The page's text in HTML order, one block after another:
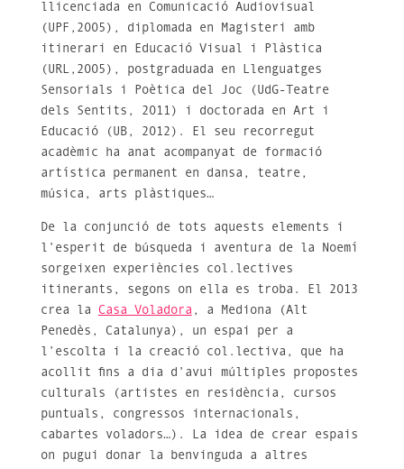
llicenciada en Comunicació Audiovisual
(UPF,2005), diplomada en Magisteri amb
itinerari en Educació Visual i Plàstica
(URL,2005), postgraduada en Llenguatges
Sensorials i Poètica del Joc (UdG-Teatre
dels Sentits, 2011) i doctorada en Art i
Educació (UB, 2012). El seu recorregut
acadèmic ha anat acompanyat de formació
artística permanent en dansa, teatre,
música, arts plàstiques…
De la conjunció de tots aquests elements i
l’esperit de búsqueda i aventura de la Noemí
sorgeixen experiències col.lectives
itinerants, segons on ella es troba. El 2013
crea la Casa Voladora , a Mediona (Alt
Penedès, Catalunya), un espai per a
l’escolta i la creació col.lectiva, que ha
acollit fins a dia d’avui múltiples propostes
culturals (artistes en residència, cursos
puntuals, congressos internacionals,
cabartes voladors…). La idea de crear espais
on pugui donar la benvinguda a altres